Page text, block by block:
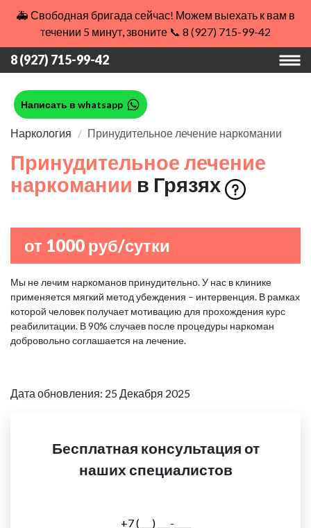
🚑 Свободная бригада сейчас! Можем выехать к вам в
течении 5 минут, звоните 📞 8 (927) 715-99-42
8 (927) 715-99-42
Написать в whatsapp
Наркология Принудительное лечение наркомании
Принудительное лечение
наркомании в Грязях
от 1000 руб/сутки
Мы не лечим наркоманов принудительно. У нас в клинике
применяется мягкий метод убеждения – интервенция. В рамках
которой человек получает мотивацию для прохождения курс
реабилитации. В 90% случаев после процедуры наркоман
добровольно соглашается на лечение.
Дата обновления: 25 Декабря 2025
Бесплатная консультация от
наших специалистов